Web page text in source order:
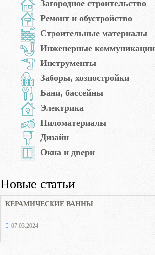
Загородное строительство
Ремонт и обустройство
Строительные материалы
Инженерные коммуникации
Инструменты
Заборы, хозпостройки
Бани, бассейны
Электрика
Пиломатериалы
Дизайн
Окна и двери
Новые статьи
КЕРАМИЧЕСКИЕ ВАННЫ
07.03.2024